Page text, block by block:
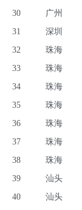
30
广州
31
深圳
32
珠海
33
珠海
34
珠海
35
珠海
36
珠海
37
珠海
38
珠海
39
汕头
40
汕头